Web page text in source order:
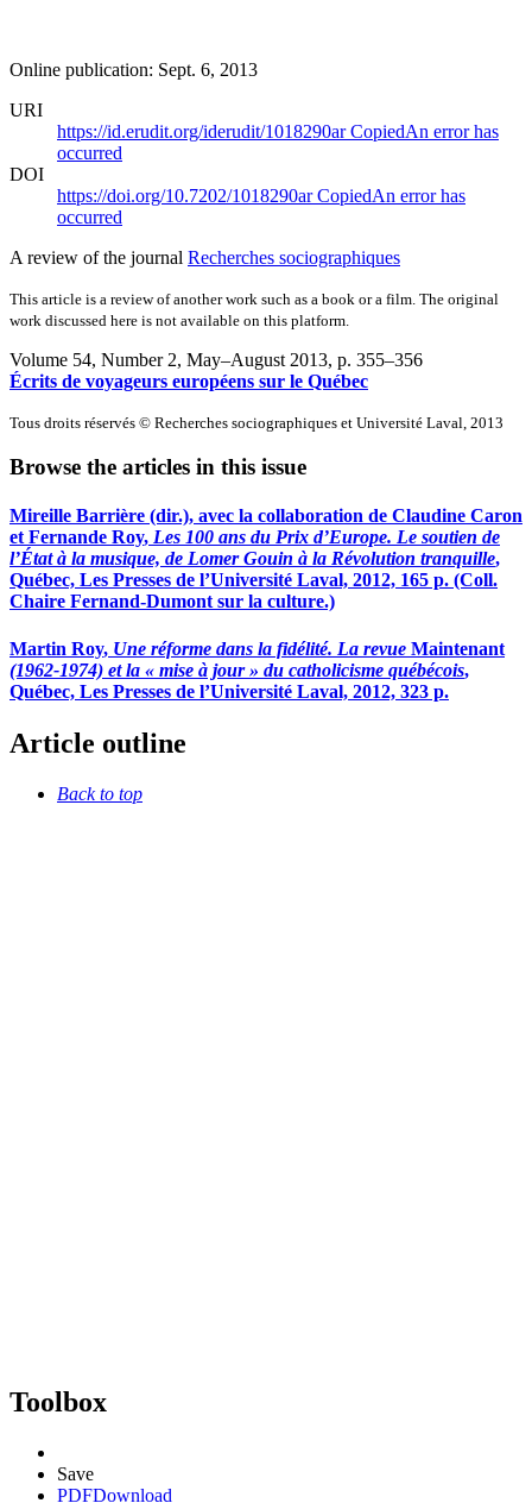
Online publication: Sept. 6, 2013
URI
https://id.erudit.org/iderudit/1018290arCopiedAn error has
occurred
DOI
https://doi.org/10.7202/1018290arCopiedAn error has
occurred
A review of the journal Recherches sociographiques
This article is a review of another work such as a book or a film. The original
work discussed here is not available on this platform.
Volume 54, Number 2, May–August 2013, p. 355–356
Écrits de voyageurs européens sur le Québec
Tous droits réservés © Recherches sociographiques et Université Laval, 2013
Browse the articles in this issue
Mireille Barrière (dir.), avec la collaboration de Claudine Caron
et Fernande Roy, Les 100 ans du Prix d’Europe. Le soutien de
l’État à la musique, de Lomer Gouin à la Révolution tranquille,
Québec, Les Presses de l’Université Laval, 2012, 165 p. (Coll.
Chaire Fernand-Dumont sur la culture.)
Martin Roy, Une réforme dans la fidélité. La revue Maintenant
(1962-1974) et la « mise à jour » du catholicisme québécois,
Québec, Les Presses de l’Université Laval, 2012, 323 p.
Article outline
Back to top
Toolbox
Save
PDFDownload